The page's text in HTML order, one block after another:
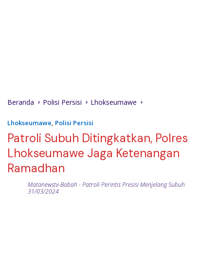
Beranda Polisi Persisi Lhokseumawe
Lhokseumawe, Polisi Persisi
Patroli Subuh Ditingkatkan, Polres
Lhokseumawe Jaga Ketenangan
Ramadhan
Matanewstv-Babah -Patroli Perintis Presisi Menjelang Subuh
31/03/2024